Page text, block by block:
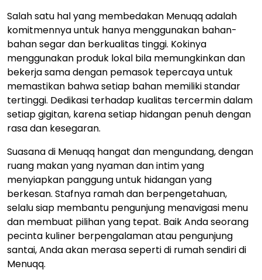
Salah satu hal yang membedakan Menuqq adalah
komitmennya untuk hanya menggunakan bahan-
bahan segar dan berkualitas tinggi. Kokinya
menggunakan produk lokal bila memungkinkan dan
bekerja sama dengan pemasok tepercaya untuk
memastikan bahwa setiap bahan memiliki standar
tertinggi. Dedikasi terhadap kualitas tercermin dalam
setiap gigitan, karena setiap hidangan penuh dengan
rasa dan kesegaran.
Suasana di Menuqq hangat dan mengundang, dengan
ruang makan yang nyaman dan intim yang
menyiapkan panggung untuk hidangan yang
berkesan. Stafnya ramah dan berpengetahuan,
selalu siap membantu pengunjung menavigasi menu
dan membuat pilihan yang tepat. Baik Anda seorang
pecinta kuliner berpengalaman atau pengunjung
santai, Anda akan merasa seperti di rumah sendiri di
Menuqq.